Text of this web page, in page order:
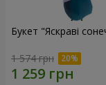
Букет "Яскраві
1 574 грн